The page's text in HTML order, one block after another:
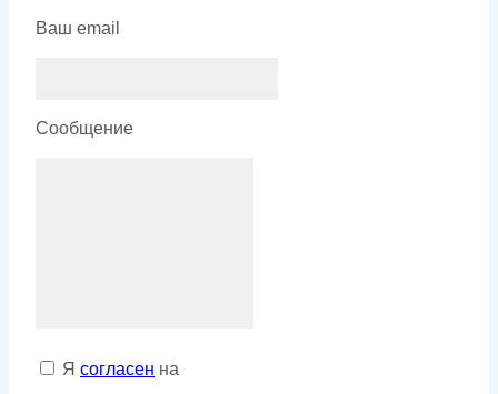
Ваш email
Сообщение
Я согласен на